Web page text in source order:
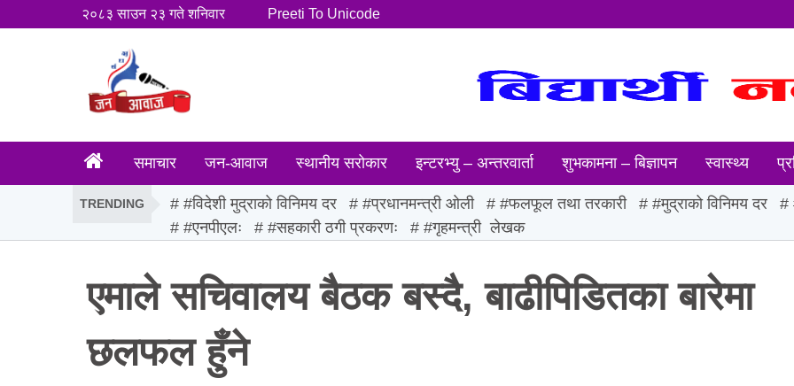
२०८३ साउन २३ गते शनिवार Preeti To Unicode
समाचार जन-आवाज स्थानीय सरोकार इन्टरभ्यु – अन्तरवार्ता शुभकामना – बिज्ञापन स्वास्थ्य
TRENDING #विदेशी मुद्राको विनिमय दर #प्रधानमन्त्री ओली #फलफूल तथा तरकारी #मुद्राको विनिमय दर
#एनपीएलः
#सहकारी ठगी प्रकरणः #गृहमन्त्री लेखक
एमाले सचिवालय बैठक बस्दै, बाढीपिडितका बारेमा
छलफल हुँने